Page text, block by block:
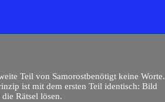
Teil von Samorostbenötigt keine Worte.
ist mit dem ersten Teil identisch: Bild
Rätsel lösen.